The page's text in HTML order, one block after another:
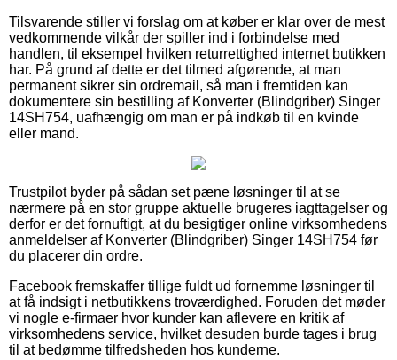
Tilsvarende stiller vi forslag om at køber er klar over de mest
vedkommende vilkår der spiller ind i forbindelse med
handlen, til eksempel hvilken returrettighed internet butikken
har. På grund af dette er det tilmed afgørende, at man
permanent sikrer sin ordremail, så man i fremtiden kan
dokumentere sin bestilling af Konverter (Blindgriber) Singer
14SH754, uafhængig om man er på indkøb til en kvinde
eller mand.
Trustpilot byder på sådan set pæne løsninger til at se
nærmere på en stor gruppe aktuelle brugeres iagttagelser og
derfor er det fornuftigt, at du besigtiger online virksomhedens
anmeldelser af Konverter (Blindgriber) Singer 14SH754 før
du placerer din ordre.
Facebook fremskaffer tillige fuldt ud fornemme løsninger til
at få indsigt i netbutikkens troværdighed. Foruden det møder
vi nogle e-firmaer hvor kunder kan aflevere en kritik af
virksomhedens service, hvilket desuden burde tages i brug
til at bedømme tilfredsheden hos kunderne.